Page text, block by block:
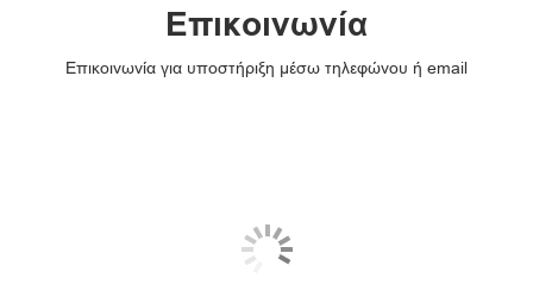
Επικοινωνία
Επικοινωνία για υποστήριξη μέσω τηλεφώνου ή email